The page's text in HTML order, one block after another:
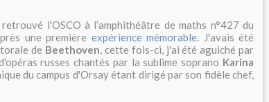
l'OSCO à l’amphithéâtre de maths n°427 du
une première expérience mémorable. J'avais été
de Beethoven, cette fois-ci, j'ai été aguiché par
russes chantés par la sublime soprano Karina
du campus d'Orsay étant dirigé par son fidèle chef,